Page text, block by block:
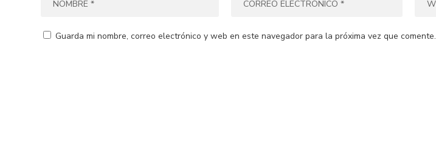
Guarda mi nombre, correo electrónico y web en este navegador para la próxima vez que comente.